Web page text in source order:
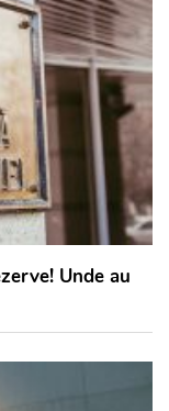
Unde au